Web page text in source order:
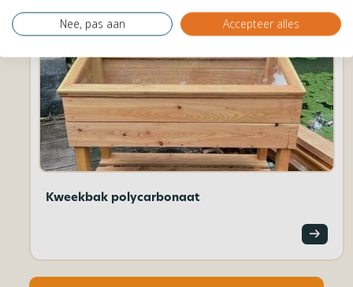
Kweekbak polycarbonaat
Nee, pas aan Accepteer alles